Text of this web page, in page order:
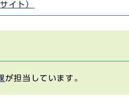
イト）
が担当しています。